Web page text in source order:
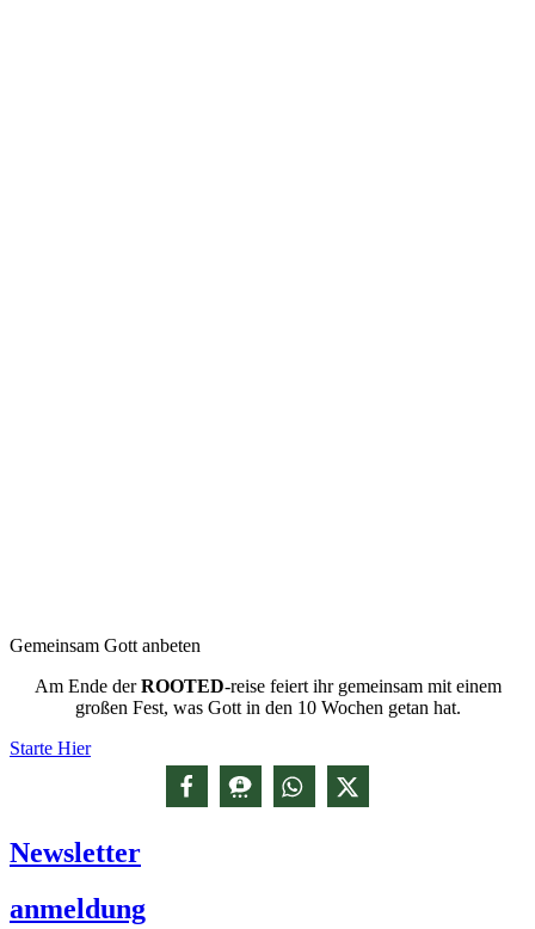
Gemeinsam Gott anbeten
Am Ende derROOTED-reise feiert ihr gemeinsam mit einem
großen Fest, was Gott in den 10 Wochen getan hat.
Starte Hier
Newsletter
anmeldung